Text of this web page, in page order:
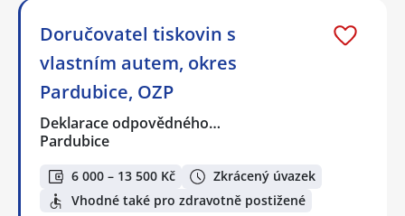
Doručovatel tiskovin s
vlastním autem, okres
Pardubice, OZP
Deklarace odpovědného…
Pardubice
6 000 – 13 500 Kč
Zkrácený úvazek
Vhodné také pro zdravotně postižené